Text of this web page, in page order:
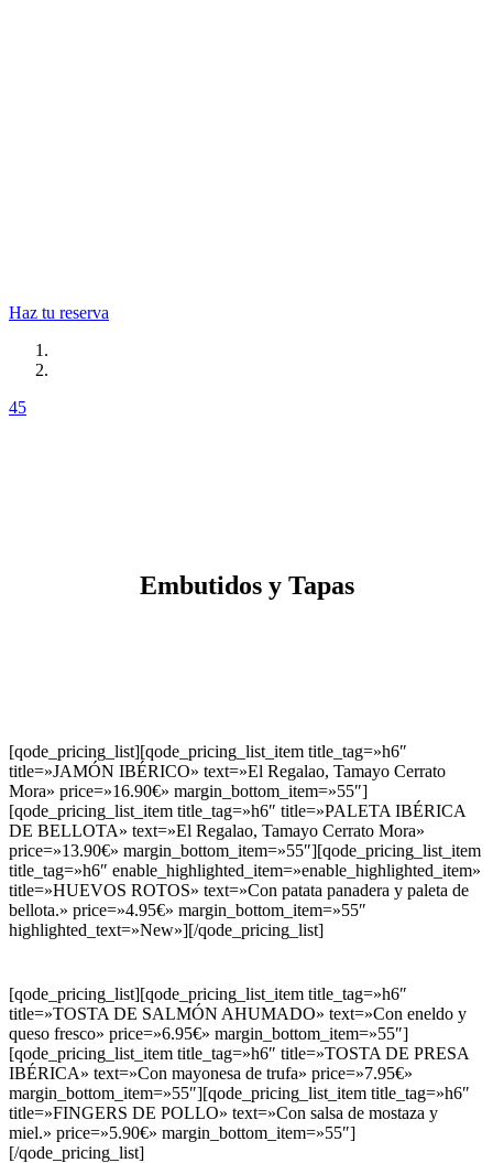
Haz tu reserva
Embutidos y Tapas
[qode_pricing_list][qode_pricing_list_item title_tag=»h6″
title=»JAMÓN IBÉRICO» text=»El Regalao, Tamayo Cerrato
Mora» price=»16.90€» margin_bottom_item=»55″]
[qode_pricing_list_item title_tag=»h6″ title=»PALETA IBÉRICA
DE BELLOTA» text=»El Regalao, Tamayo Cerrato Mora»
price=»13.90€» margin_bottom_item=»55″][qode_pricing_list_item
title_tag=»h6″ enable_highlighted_item=»enable_highlighted_item»
title=»HUEVOS ROTOS» text=»Con patata panadera y paleta de
bellota.» price=»4.95€» margin_bottom_item=»55″
highlighted_text=»New»][/qode_pricing_list]
[qode_pricing_list][qode_pricing_list_item title_tag=»h6″
title=»TOSTA DE SALMÓN AHUMADO» text=»Con eneldo y
queso fresco» price=»6.95€» margin_bottom_item=»55″]
[qode_pricing_list_item title_tag=»h6″ title=»TOSTA DE PRESA
IBÉRICA» text=»Con mayonesa de trufa» price=»7.95€»
margin_bottom_item=»55″][qode_pricing_list_item title_tag=»h6″
title=»FINGERS DE POLLO» text=»Con salsa de mostaza y
miel.» price=»5.90€» margin_bottom_item=»55″]
[/qode_pricing_list]